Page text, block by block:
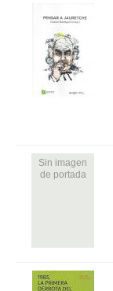
Sin imagen
de portada